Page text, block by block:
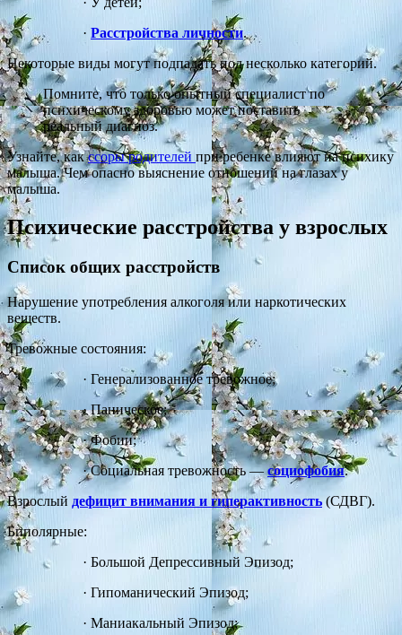
· Расстройства личности.
Некоторые виды могут подпадать под несколько категорий.
Помните, что только опытный специалист по
психическому здоровью может поставить
реальный диагноз.
Узнайте, какссоры родителей при ребенке влияют на психику
малыша. Чем опасно выяснение отношений на глазах у
малыша.
Психические расстройства у взрослых
Список общих расстройств
Нарушение употребления алкоголя или наркотических
веществ.
Тревожные состояния:
· Генерализованное тревожное;
·Паническое;
·Фобии;
·Социальная тревожность — социофобия.
Взрослый дефицит внимания и гиперактивность (СДВГ).
Биполярные:
· Большой Депрессивный Эпизод;
· Гипоманический Эпизод;
· Маниакальный Эпизод;